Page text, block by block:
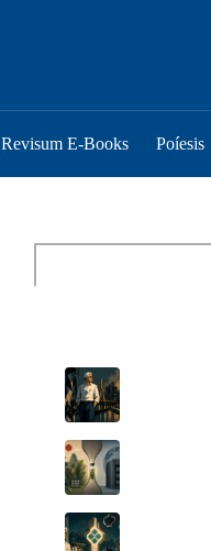
Revisum E-Books Poíesis
Pesquisar